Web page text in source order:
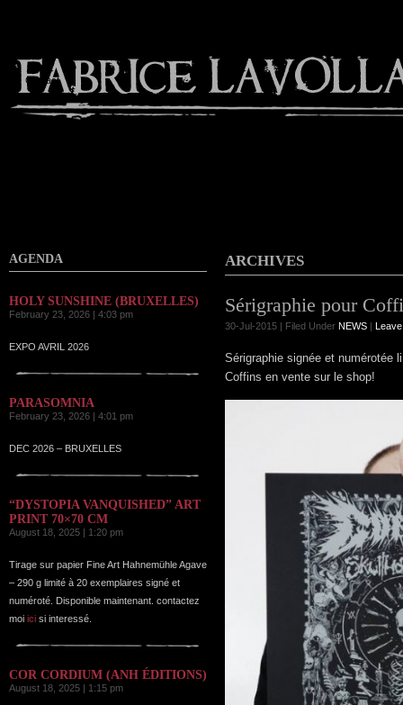
Contact
AGENDA
HOLY SUNSHINE (BRUXELLES)
February 23, 2026 | 4:03 pm
EXPO AVRIL 2026
PARASOMNIA
February 23, 2026 | 4:01 pm
DEC 2026 – BRUXELLES
“DYSTOPIA VANQUISHED” ART
PRINT 70×70 CM
August 18, 2025 | 1:20 pm
Tirage sur papier Fine Art Hahnemühle Agave
– 290 g limité à 20 exemplaires signé et
numéroté. Disponible maintenant. contactez
moi ici si interessé.
COR CORDIUM (ANH ÉDITIONS)
August 18, 2025 | 1:15 pm
ARCHIVES
Sérigraphie pour
30-Jul-2015 | Filed Under NEWS |
Sérigraphie signée et numérotée
Coffins en vente sur le shop!